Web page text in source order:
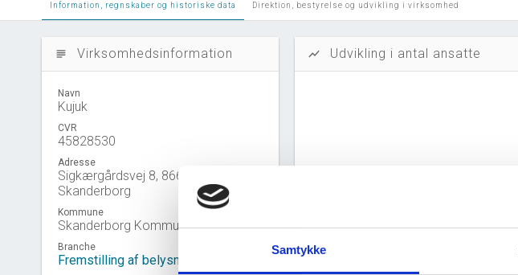
Samtykke
Information, regnskaber og historiske data Direktion, bestyrelse og udvikling i virksomhed
subject Virksomhedsinformation
Navn
Kujuk
CVR
45828530
Adresse
Sigkærgårdsvej 8, 8660
Skanderborg
Kommune
Skanderborg Kommune
Branche
Fremstilling af belysningsartikler
show_chart Udvikling i antal ansatte